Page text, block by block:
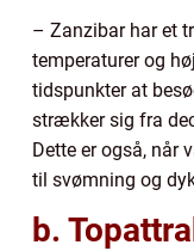
– Zanzibar har et
temperaturer og
tidspunkter at
strækker sig fra
Dette er også, når
til svømning og
b.